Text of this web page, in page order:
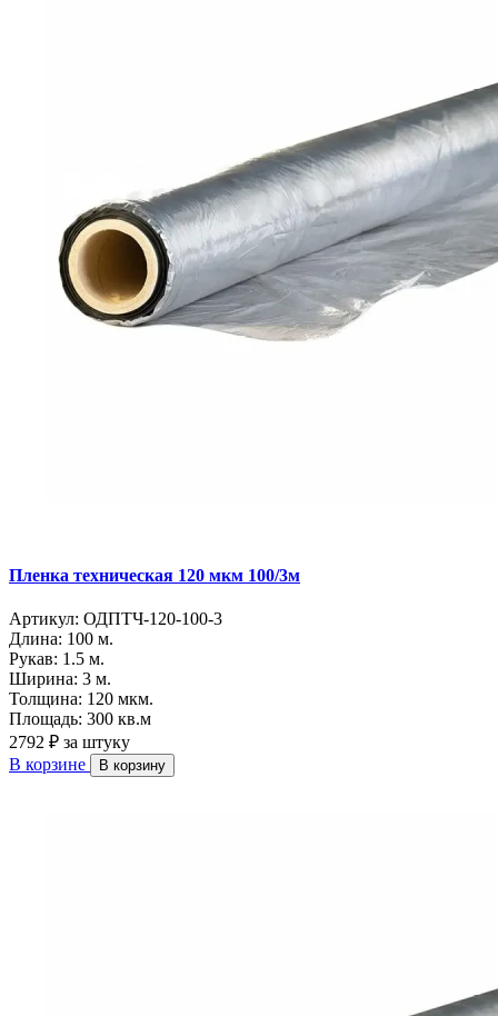
Пленка техническая 120 мкм 100/3м
Артикул: ОДПТЧ-120-100-3
Длина: 100 м.
Рукав: 1.5 м.
Ширина: 3 м.
Толщина: 120 мкм.
Площадь: 300 кв.м
2792 ₽ за штуку
В корзине
В корзину